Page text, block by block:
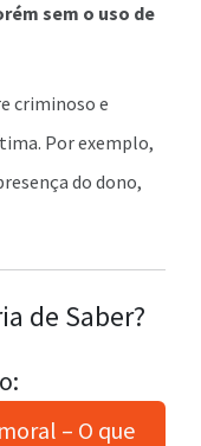
sem o uso de
criminoso e
Por exemplo,
do dono,
de Saber?
– O que